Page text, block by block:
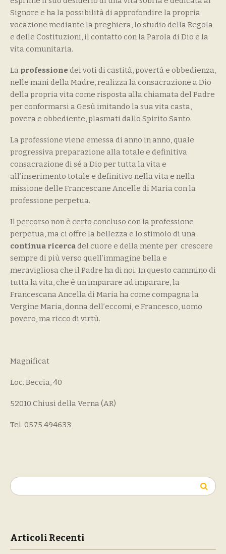
Signore e ha la possibilità di approfondire la propria
vocazione mediante la preghiera, lo studio della Regola
e delle Costituzioni, il contatto con la Parola di Dio e la
vita comunitaria.
La professione dei voti di castità, povertà e obbedienza,
nelle mani della Madre, realizza la consacrazione a Dio
della propria vita come risposta alla chiamata del Padre
per conformarsi a Gesù imitando la sua vita casta,
povera e obbediente, plasmati dallo Spirito Santo.
La professione viene emessa di anno in anno, quale
progressiva preparazione alla totale e definitiva
consacrazione di sé a Dio per tutta la vita e
all’inserimento totale e definitivo nella vita e nella
missione delle Francescane Ancelle di Maria con la
professione perpetua.
Il percorso non è certo concluso con la professione
perpetua, ma ci offre la bellezza e lo stimolo di una
continua ricercadel cuore e della mente per crescere
sempre di più verso quell’immagine bella e
meravigliosa che il Padre ha di noi. In questo cammino di
tutta la vita, che è un imparare ad imparare, la
Francescana Ancella di Maria ha come compagna la
Vergine Maria, donna dell’eccomi, e Francesco, uomo
povero, ma ricco di virtù.
Magnificat
Loc. Beccia, 40
52010 Chiusi della Verna (AR)
Tel. 0575 494633
Ricerca
per:
Articoli Recenti